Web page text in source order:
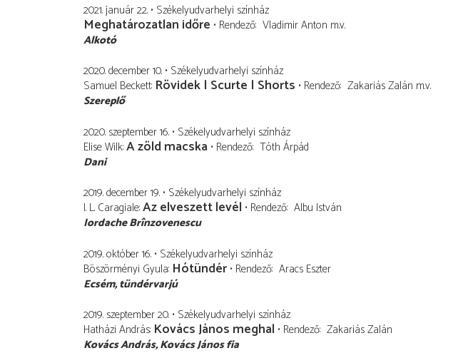
2021. január 22. Székelyudvarhelyi színház
Meghatározatlan időre Rendező Vladimir Anton m.v.
Alkotó
2020. december 10. Székelyudvarhelyi színház
Samuel Beckett Rövidek | Scurte | Shorts Rendező Zakariás Zalán m.v.
Szereplő
2020. szeptember 16. Székelyudvarhelyi színház
Elise Wilk A zöld macska Rendező Tóth Árpád
Dani
2019. december 19. Székelyudvarhelyi színház
I. L. Caragiale Az elveszett levél Rendező Albu István
Iordache Brînzovenescu
2019. október 16. Székelyudvarhelyi színház
Böszörményi Gyula Hótündér Rendező Aracs Eszter
Ecsém tündérvarjú
2019. szeptember 20. Székelyudvarhelyi színház
Hatházi András Kovács János meghal Rendező Zakariás Zalán
Kovács András Kovács János fia